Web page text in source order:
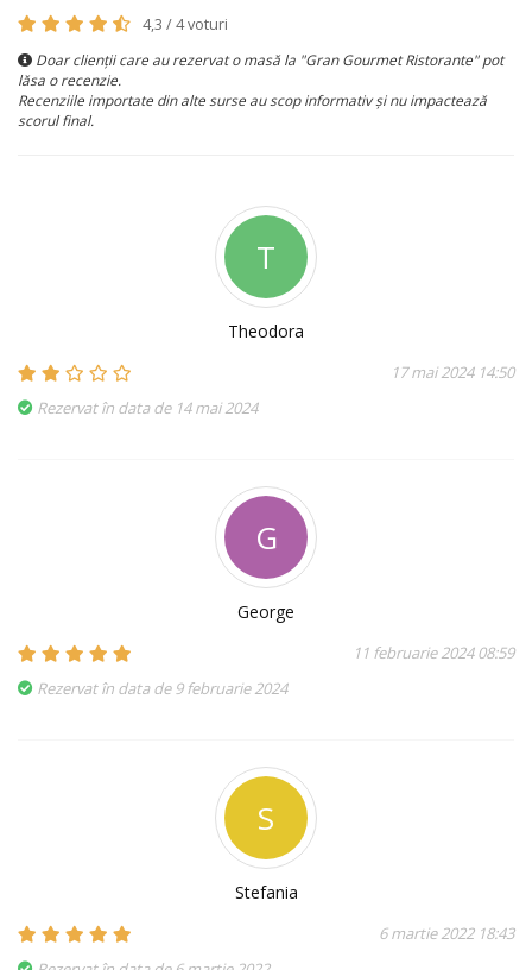
4,3 / 4 voturi
Doar clienții care au rezervat o masă la "Gran Gourmet Ristorante" pot
lăsa o recenzie.
Recenziile importate din alte surse au scop informativ și nu impactează
scorul final.
T
Theodora
17 mai 2024 14:50
Rezervat în data de 14 mai 2024
G
George
11 februarie 2024 08:59
Rezervat în data de 9 februarie 2024
S
Stefania
6 martie 2022 18:43